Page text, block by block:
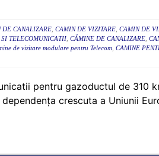
DE CANALIZARE CAMIN DE VIZITARE CAMIN DE
TELECOMUNICATII CĂMINE DE CANALIZARE
de vizitare modulare pentru Telecom CAMINE
pentru gazoductul de 310
crescuta a Uniunii